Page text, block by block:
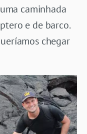
caminhada
e de barco.
chegar